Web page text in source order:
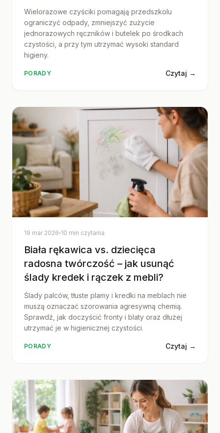
Wielorazowe czyściki pomagają przedszkolu
ograniczyć odpady, zmniejszyć zużycie
jednorazowych ręczników i butelek po środkach
czystości, a przy tym utrzymać wysoki standard
higieny.
PORADY Czytaj →
19 mar 2026 10 min czytania
Biała rękawica vs. dziecięca
radosna twórczość – jak usunąć
ślady kredek i rączek z mebli?
Ślady palców, tłuste plamy i kredki na meblach nie
muszą oznaczać szorowania agresywną chemią.
Sprawdź, jak doczyścić fronty i blaty oraz dłużej
utrzymać je w higienicznej czystości.
PORADY Czytaj →